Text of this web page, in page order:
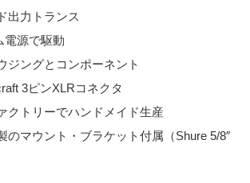
出力トランス
電源で駆動
ジングとコンポーネント
3ピンXLRコネクタ
クトリーでハンドメイド生産
のマウント・ブラケット付属（Shure 5/8″